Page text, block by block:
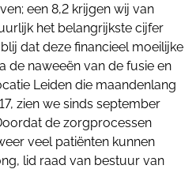
een 8,2 krijgen wij van
het belangrijkste cijfer
dat deze financieel moeilijke
de naweeën van de fusie en
Leiden die maandenlang
zien we sinds september
de zorgprocessen
veel patiënten kunnen
lid raad van bestuur van